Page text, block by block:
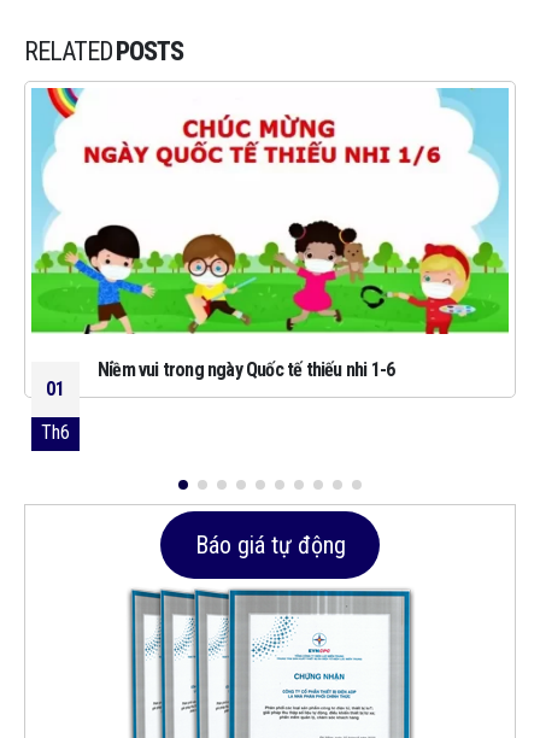
RELATED POSTS
01
Th6
Niềm vui trong ngày Quốc tế thiếu nhi 1-6
Báo giá tự động